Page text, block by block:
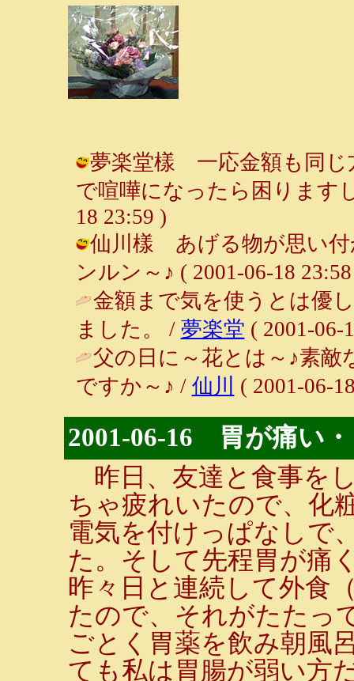
夢楽堂樣 一応金額も同じ
で喧嘩になったら困ります
18 23:59 )
仙川樣 あげる物が思い付
ンルン～♪ ( 2001-06-18
金額まで気を使うとは優
ました。 / 夢楽堂 ( 2001-06-
父の日に～花とは～♪素
ですか～♪ / 仙川 ( 2001-06-
2001-06-16 胃が痛い
昨日、友達と食事を
ちゃ疲れいたので、化
電気を付けっぱなしで
た。そして先程胃が痛
昨々日と連続して外食
たので、それがたたっ
ごとく胃薬を飲み朝風
ても私は胃腸が弱い方